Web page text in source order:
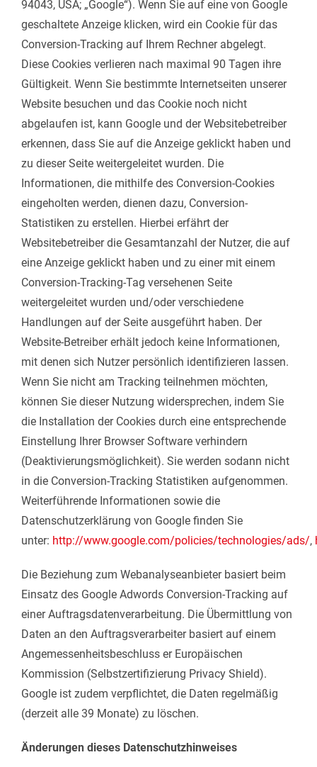
94043, USA; „Google“). Wenn Sie auf eine von Google
geschaltete Anzeige klicken, wird ein Cookie für das
Conversion-Tracking auf Ihrem Rechner abgelegt.
Diese Cookies verlieren nach maximal 90 Tagen ihre
Gültigkeit. Wenn Sie bestimmte Internetseiten unserer
Website besuchen und das Cookie noch nicht
abgelaufen ist, kann Google und der Websitebetreiber
erkennen, dass Sie auf die Anzeige geklickt haben und
zu dieser Seite weitergeleitet wurden. Die
Informationen, die mithilfe des Conversion-Cookies
eingeholten werden, dienen dazu, Conversion-
Statistiken zu erstellen. Hierbei erfährt der
Websitebetreiber die Gesamtanzahl der Nutzer, die auf
eine Anzeige geklickt haben und zu einer mit einem
Conversion-Tracking-Tag versehenen Seite
weitergeleitet wurden und/oder verschiedene
Handlungen auf der Seite ausgeführt haben. Der
Website-Betreiber erhält jedoch keine Informationen,
mit denen sich Nutzer persönlich identifizieren lassen.
Wenn Sie nicht am Tracking teilnehmen möchten,
können Sie dieser Nutzung widersprechen, indem Sie
die Installation der Cookies durch eine entsprechende
Einstellung Ihrer Browser Software verhindern
(Deaktivierungsmöglichkeit). Sie werden sodann nicht
in die Conversion-Tracking Statistiken aufgenommen.
Weiterführende Informationen sowie die
Datenschutzerklärung von Google finden Sie
unter: http://www.google.com/policies/technologies/ads/,
Die Beziehung zum Webanalyseanbieter basiert beim
Einsatz des Google Adwords Conversion-Tracking auf
einer Auftragsdatenverarbeitung. Die Übermittlung von
Daten an den Auftragsverarbeiter basiert auf einem
Angemessenheitsbeschluss er Europäischen
Kommission (Selbstzertifizierung Privacy Shield).
Google ist zudem verpflichtet, die Daten regelmäßig
(derzeit alle 39 Monate) zu löschen.
Änderungen dieses Datenschutzhinweises